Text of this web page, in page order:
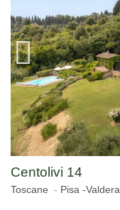
Centolivi 14
Toscane Pisa -Valdera